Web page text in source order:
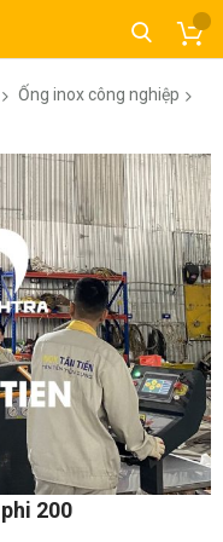
Ống inox công nghiệp
200